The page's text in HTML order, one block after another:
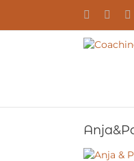
springen
YouTube